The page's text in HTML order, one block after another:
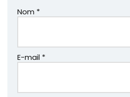
Nom *
E-mail *